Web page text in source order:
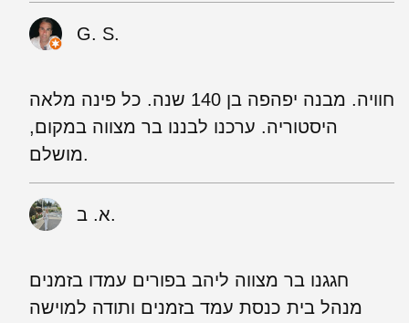
G. S.
חוויה. מבנה יפהפה בן 140 שנה. כל פינה מלאה
היסטוריה. ערכנו לבננו בר מצווה במקום,
מושלם.
א. ב.
חגגנו בר מצווה ליהב בפורים עמדו בזמנים
מנהל בית כנסת עמד בזמנים ותודה למוישה